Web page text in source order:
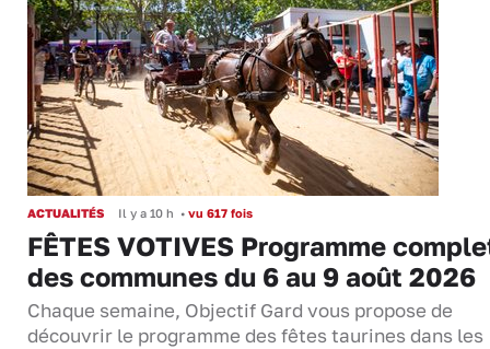
ACTUALITÉS Il y a 10 h • vu 617 fois
FÊTES VOTIVES Programme
des communes du 6 au 9 août 2026
Chaque semaine, Objectif Gard vous propose de
découvrir le programme des fêtes taurines dans les